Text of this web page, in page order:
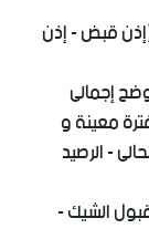
قبض - إذن
إجمالى
معينة و
- الرصيد
الشيك -